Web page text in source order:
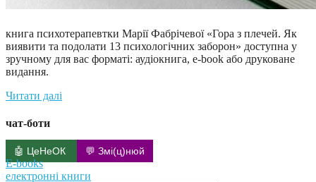
книга психотерапевтки Марії Фабрічевої «Гора з плечей. Як
виявити та подолати 13 психологічних заборон» доступна у
зручному для вас форматі: аудіокнига, e-book або друковане
видання.
Читати далі
чат-боти
🤖 ЦеНеОК 💬 Змі(ц)нюй
E-books
електронні книги